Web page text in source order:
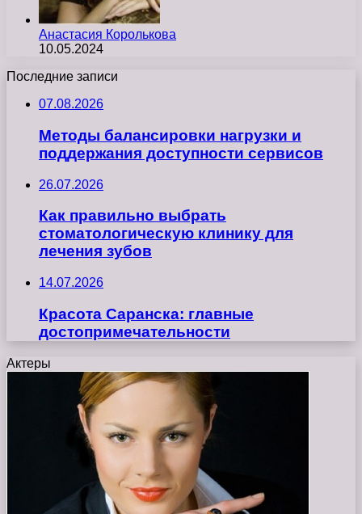
Анастасия Королькова
10.05.2024
Последние записи
07.08.2026
Методы балансировки нагрузки и
поддержания доступности сервисов
26.07.2026
Как правильно выбрать
стоматологическую клинику для
лечения зубов
14.07.2026
Красота Саранска: главные
достопримечательности
Актеры